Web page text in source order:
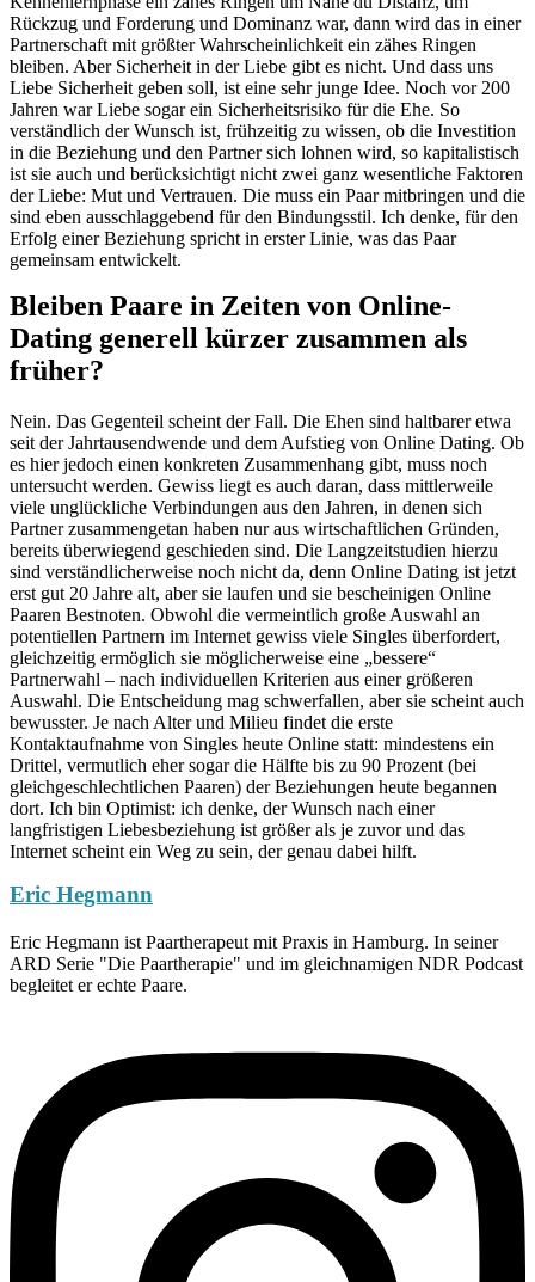
Rückzug und Forderung und Dominanz war, dann wird das in einer
Partnerschaft mit größter Wahrscheinlichkeit ein zähes Ringen
bleiben. Aber Sicherheit in der Liebe gibt es nicht. Und dass uns
Liebe Sicherheit geben soll, ist eine sehr junge Idee. Noch vor 200
Jahren war Liebe sogar ein Sicherheitsrisiko für die Ehe. So
verständlich der Wunsch ist, frühzeitig zu wissen, ob die Investition
in die Beziehung und den Partner sich lohnen wird, so kapitalistisch
ist sie auch und berücksichtigt nicht zwei ganz wesentliche Faktoren
der Liebe: Mut und Vertrauen. Die muss ein Paar mitbringen und die
sind eben ausschlaggebend für den Bindungsstil. Ich denke, für den
Erfolg einer Beziehung spricht in erster Linie, was das Paar
gemeinsam entwickelt.
Bleiben Paare in Zeiten von Online-
Dating generell kürzer zusammen als
früher?
Nein. Das Gegenteil scheint der Fall. Die Ehen sind haltbarer etwa
seit der Jahrtausendwende und dem Aufstieg von Online Dating. Ob
es hier jedoch einen konkreten Zusammenhang gibt, muss noch
untersucht werden. Gewiss liegt es auch daran, dass mittlerweile
viele unglückliche Verbindungen aus den Jahren, in denen sich
Partner zusammengetan haben nur aus wirtschaftlichen Gründen,
bereits überwiegend geschieden sind. Die Langzeitstudien hierzu
sind verständlicherweise noch nicht da, denn Online Dating ist jetzt
erst gut 20 Jahre alt, aber sie laufen und sie bescheinigen Online
Paaren Bestnoten. Obwohl die vermeintlich große Auswahl an
potentiellen Partnern im Internet gewiss viele Singles überfordert,
gleichzeitig ermöglich sie möglicherweise eine „bessere“
Partnerwahl – nach individuellen Kriterien aus einer größeren
Auswahl. Die Entscheidung mag schwerfallen, aber sie scheint auch
bewusster. Je nach Alter und Milieu findet die erste
Kontaktaufnahme von Singles heute Online statt: mindestens ein
Drittel, vermutlich eher sogar die Hälfte bis zu 90 Prozent (bei
gleichgeschlechtlichen Paaren) der Beziehungen heute begannen
dort. Ich bin Optimist: ich denke, der Wunsch nach einer
langfristigen Liebesbeziehung ist größer als je zuvor und das
Internet scheint ein Weg zu sein, der genau dabei hilft.
Eric Hegmann
Eric Hegmann ist Paartherapeut mit Praxis in Hamburg. In seiner
ARD Serie "Die Paartherapie" und im gleichnamigen NDR Podcast
begleitet er echte Paare.